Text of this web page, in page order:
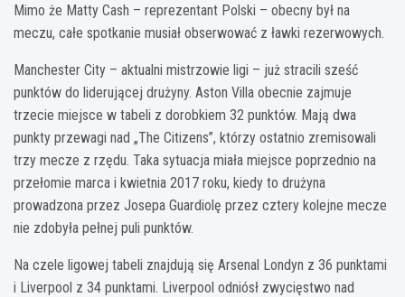
Mimo że Matty Cash – reprezentant Polski – obecny był na
meczu, całe spotkanie musiał obserwować z ławki rezerwowych.
Manchester City – aktualni mistrzowie ligi – już stracili sześć
punktów do liderującej drużyny. Aston Villa obecnie zajmuje
trzecie miejsce w tabeli z dorobkiem 32 punktów. Mają dwa
punkty przewagi nad „The Citizens”, którzy ostatnio zremisowali
trzy mecze z rzędu. Taka sytuacja miała miejsce poprzednio na
przełomie marca i kwietnia 2017 roku, kiedy to drużyna
prowadzona przez Josepa Guardiolę przez cztery kolejne mecze
nie zdobyła pełnej puli punktów.
Na czele ligowej tabeli znajdują się Arsenal Londyn z 36 punktami
i Liverpool z 34 punktami. Liverpool odniósł zwycięstwo nad